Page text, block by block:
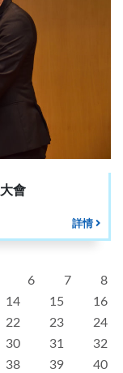
會
詳情
6 7
8
14 15
16
22 23
24
30 31
32
38 39 40